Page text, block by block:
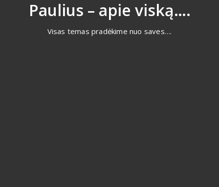
Paulius – apie viską….
Visas temas pradėkime nuo saves….